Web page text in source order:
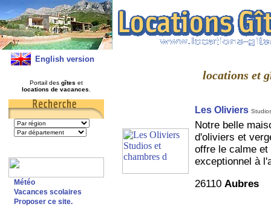
English version
Portail des gîtes et
locations de vacances
Météo
Vacances scolaires
Proposer ce site.
locations et
Les Oliviers
Notre belle
d'oliviers et
offre le calme et
exceptionnel à
26110 Aubres